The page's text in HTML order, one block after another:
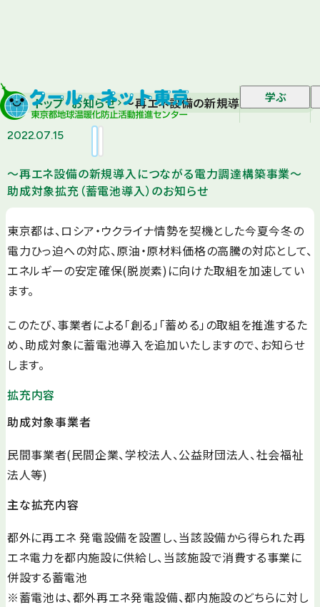
学ぶ
トップ お知らせ ～再エネ設備の新規導入につながる
2022.07.15
～再エネ設備の新規導入につながる電力調達構築事業～
助成対象拡充（蓄電池導入）のお知らせ
東京都は、ロシア・ウクライナ情勢を契機とした今夏今冬の
電力ひっ迫への対応、原油・原材料価格の高騰の対応として、
エネルギーの安定確保(脱炭素)に向けた取組を加速してい
ます。
このたび、事業者による「創る」「蓄める」の取組を推進するた
め、助成対象に蓄電池導入を追加いたしますので、お知らせ
します。
拡充内容
助成対象事業者
民間事業者(民間企業、学校法人、公益財団法人、社会福祉
法人等)
主な拡充内容
都外に再エネ 発電設備を設置し、当該設備から得られた再
エネ電力を都内施設に供給し、当該施設で消費する事業に
併設する蓄電池
※蓄電池は、都外再エネ発電設備、都内施設のどちらに対し